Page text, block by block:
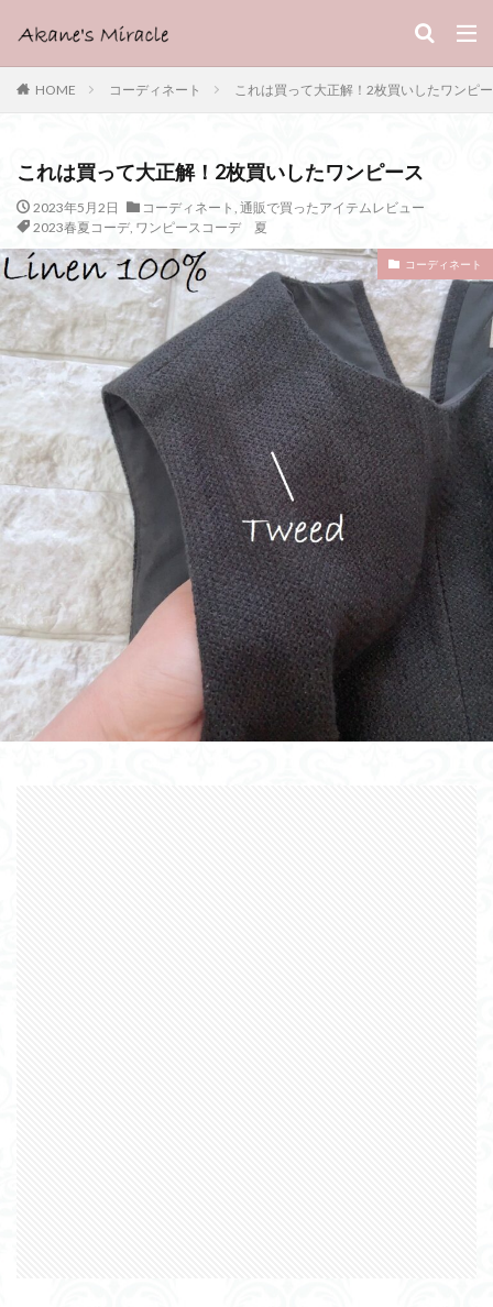
HOME コーディネート これは買って大正解！2枚買いしたワンピ
これは買って大正解！2枚買いしたワンピース
2023年5月2日 コーディネート , 通販で買ったアイテムレビュー
2023春夏コーデ, ワンピースコーデ 夏
コーディネート